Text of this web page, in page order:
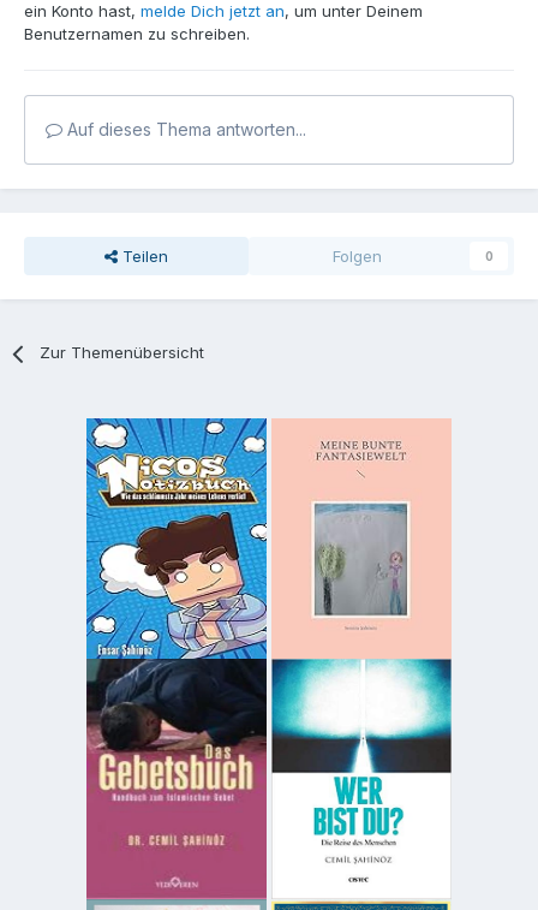
ein Konto hast, melde Dich jetzt an, um unter Deinem
Benutzernamen zu schreiben.
Auf dieses Thema antworten...
Teilen Folgen 0
Zur Themenübersicht